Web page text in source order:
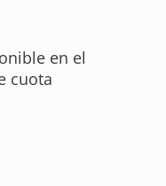
en el
cuota